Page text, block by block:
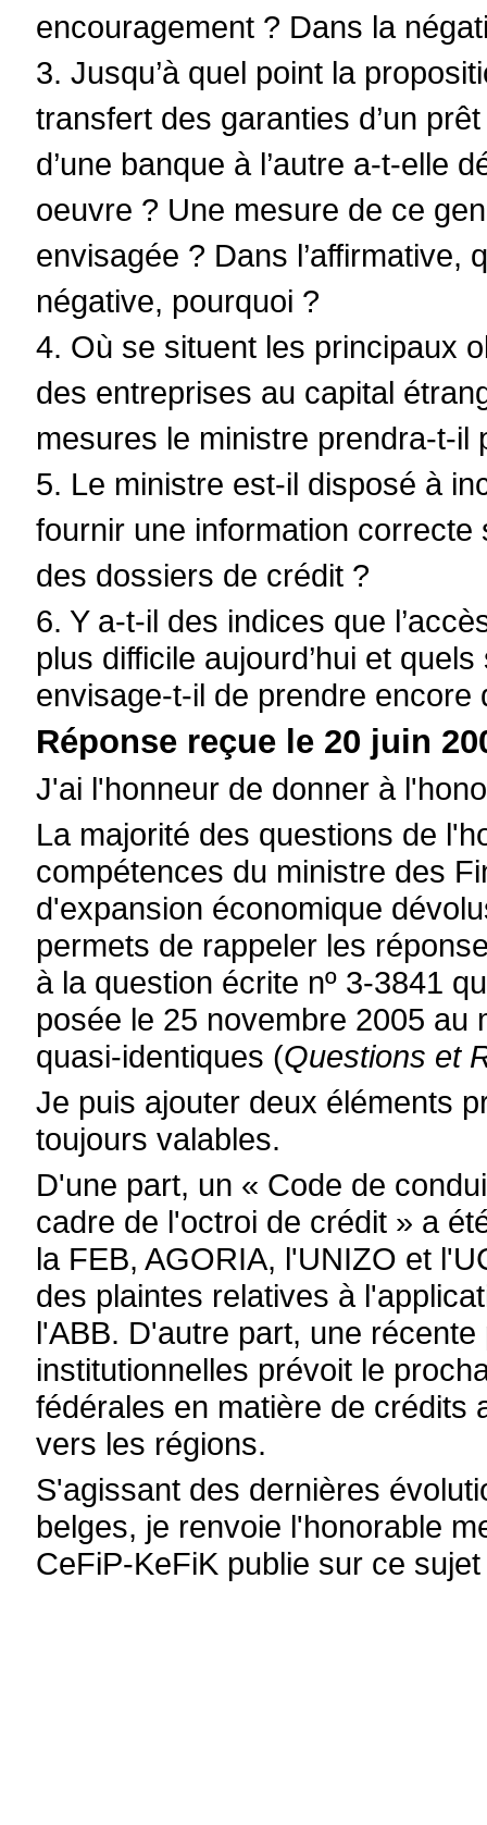
encouragement ? Dans la
3. Jusqu’à quel point la
transfert des garanties d’un
d’une banque à l’autre a-t-elle
oeuvre ? Une mesure de ce
envisagée ? Dans l’affirmative,
négative, pourquoi ?
4. Où se situent les principaux
des entreprises au capital
mesures le ministre prendra-t-il
5. Le ministre est-il disposé à
fournir une information correcte
des dossiers de crédit ?
6. Y a-t-il des indices que
plus difficile aujourd’hui et
envisage-t-il de prendre encore
Réponse reçue le 20 juin
J'ai l'honneur de donner à
La majorité des questions de
compétences du ministre des
d'expansion économique
permets de rappeler les
à la question écrite nº 3-3841
posée le 25 novembre 2005
quasi-identiques (Questions et
Je puis ajouter deux éléments
toujours valables.
D'une part, un « Code de
cadre de l'octroi de crédit » a
la FEB, AGORIA, l'UNIZO et
des plaintes relatives à
l'ABB. D'autre part, une
institutionnelles prévoit le
fédérales en matière de crédits
vers les régions.
S'agissant des dernières
belges, je renvoie l'honorable
CeFiP-KeFiK publie sur ce